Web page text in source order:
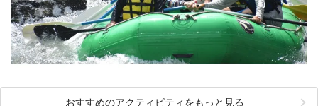
おすすめのアクティビティをもっと見る